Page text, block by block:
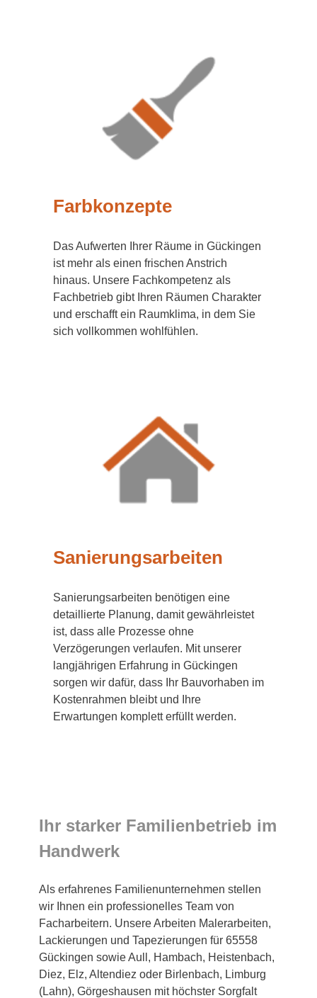
Farbkonzepte
Das Aufwerten Ihrer Räume in Gückingen
ist mehr als einen frischen Anstrich
hinaus. Unsere Fachkompetenz als
Fachbetrieb gibt Ihren Räumen Charakter
und erschafft ein Raumklima, in dem Sie
sich vollkommen wohlfühlen.
Sanierungsarbeiten
Sanierungsarbeiten benötigen eine
detaillierte Planung, damit gewährleistet
ist, dass alle Prozesse ohne
Verzögerungen verlaufen. Mit unserer
langjährigen Erfahrung in Gückingen
sorgen wir dafür, dass Ihr Bauvorhaben im
Kostenrahmen bleibt und Ihre
Erwartungen komplett erfüllt werden.
Ihr starker Familienbetrieb im
Handwerk
Als erfahrenes Familienunternehmen stellen
wir Ihnen ein professionelles Team von
Facharbeitern. Unsere Arbeiten Malerarbeiten,
Lackierungen und Tapezierungen für 65558
Gückingen sowie Aull, Hambach, Heistenbach,
Diez, Elz, Altendiez oder Birlenbach, Limburg
(Lahn), Görgeshausen mit höchster Sorgfalt